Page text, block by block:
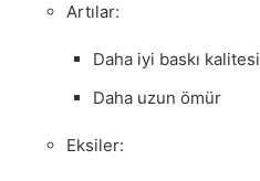
Artılar:
Daha iyi baskı kalitesi
Daha uzun ömür
Eksiler: